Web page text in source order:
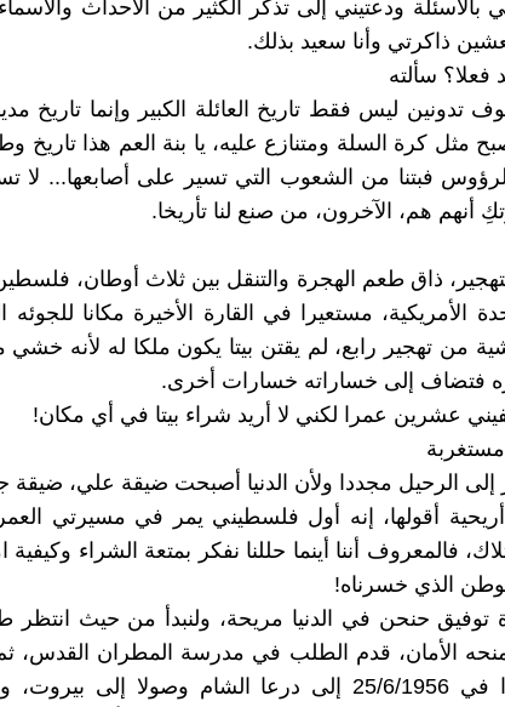
بالأسئلة ودعتيني إلى تذكّر الكثير من الأحداث
ذاكرتي وأنا سعيد بذلك.
سألته
تدونين ليس فقط تاريخ العائلة الكبير وإنما تاريخ
مثل كرة السلة ومتنازع عليه، يا بنة العم هذا تاريخ
فبتنا من الشعوب التي تسير على أصابعها... لا
أنهم هم، الآخرون، من صنع لنا تأريخا.
ذاق طعم الهجرة والتنقل بين ثلاث أوطان،
الأمريكية، مستعيرا في القارة الأخيرة مكانا للجوئه
من تهجير رابع، لم يقتن بيتا يكون ملكا له لأنه خشي
فتضاف إلى خساراته خسارات أخرى.
عشرين عمرا لكني لا أريد شراء بيتا في أي مكان!
مستغربة
الرحيل مجددا ولأن الدنيا أصبحت ضيقة علي، ضيقة
أقولها، إنه أول فلسطيني يمر في مسيرتي
فالمعروف أننا أينما حللنا نفكر بمتعة الشراء وكيفية
الذي خسرناه!
حنحن في الدنيا مريحة، ولنبدأ من حيث انتظر
الأمان، قدم الطلب في مدرسة المطران القدس،
الأردن وتحديدا في 25/6/1956 إلى درعا الشام وصولا إلى